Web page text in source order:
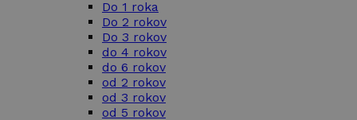
Do 1 roka
Do 2 rokov
Do 3 rokov
do 4 rokov
do 6 rokov
od 2 rokov
od 3 rokov
od 5 rokov